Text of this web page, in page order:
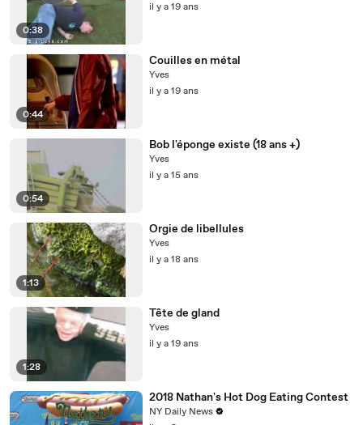
0:38
il y a 19 ans
0:44
Couilles en métal
Yves
il y a 19 ans
0:54
Bob l'éponge existe (18 ans +)
Yves
il y a 15 ans
1:13
Orgie de libellules
Yves
il y a 18 ans
1:28
Tête de gland
Yves
il y a 19 ans
2018 Nathan's Hot Dog Eating Contest
NY Daily News